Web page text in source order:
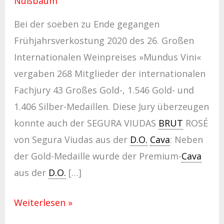
Bei der soeben zu Ende gegangen
Frühjahrsverkostung 2020 des 26. Großen
Internationalen Weinpreises »Mundus Vini«
vergaben 268 Mitglieder der internationalen
Fachjury 43 Großes Gold-, 1.546 Gold- und
1.406 Silber-Medaillen. Diese Jury überzeugen
konnte auch der SEGURA VIUDAS BRUT ROSÉ
von Segura Viudas aus der D.O. Cava: Neben
der Gold-Medaille wurde der Premium-Cava
aus der D.O. […]
Weiterlesen »